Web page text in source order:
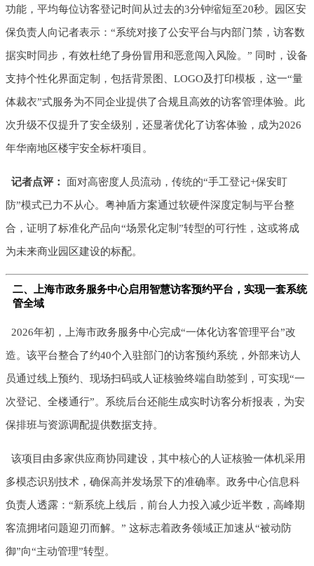
功能，平均每位访客登记时间从过去的3分钟缩短至20秒。园区安
保负责人向记者表示：“系统对接了公安平台与内部门禁，访客数
据实时同步，有效杜绝了身份冒用和恶意闯入风险。” 同时，设备
支持个性化界面定制，包括背景图、LOGO及打印模板，这一“量
体裁衣”式服务为不同企业提供了合规且高效的访客管理体验。此
次升级不仅提升了安全级别，还显著优化了访客体验，成为2026
年华南地区楼宇安全标杆项目。
记者点评： 面对高密度人员流动，传统的“手工登记+保安盯
防”模式已力不从心。粤神盾方案通过软硬件深度定制与平台整
合，证明了标准化产品向“场景化定制”转型的可行性，这或将成
为未来商业园区建设的标配。
二、上海市政务服务中心启用智慧访客预约平台，实现一套系统
管全域
2026年初，上海市政务服务中心完成“一体化访客管理平台”改
造。该平台整合了约40个入驻部门的访客预约系统，外部来访人
员通过线上预约、现场扫码或人证核验终端自助签到，可实现“一
次登记、全楼通行”。系统后台还能生成实时访客分析报表，为安
保排班与资源调配提供数据支持。
该项目由多家供应商协同建设，其中核心的人证核验一体机采用
多模态识别技术，确保高并发场景下的准确率。政务中心信息科
负责人透露：“新系统上线后，前台人力投入减少近半数，高峰期
客流拥堵问题迎刃而解。” 这标志着政务领域正加速从“被动防
御”向“主动管理”转型。